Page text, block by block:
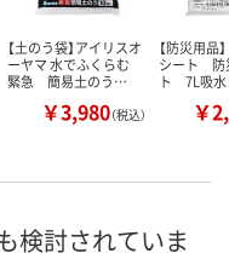
【土のう袋】アイリスオ
ーヤマ 水でふくらむ
緊急 簡易土のう…
￥3,980（税込）
【防災用品
シート 防
ト 7L吸
￥
検討されていま